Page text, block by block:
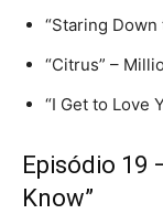
“Staring Down
“Citrus” –
“I Get to Love
Episódio 19
Know”